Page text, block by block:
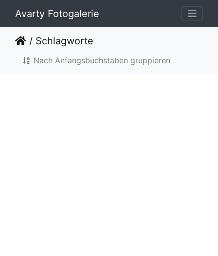
Avarty Fotogalerie
/ Schlagworte
Nach Anfangsbuchstaben gruppieren